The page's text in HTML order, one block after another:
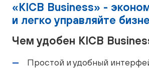
«KICB Business» -
и легко управляйте
Чем удобен KICB
Простой и удобный